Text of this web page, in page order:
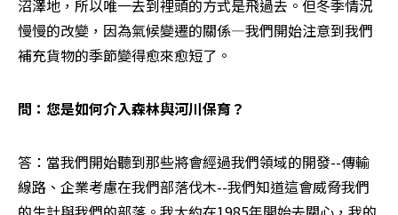
沼澤地，所以唯一去到裡頭的方式是飛過去。但冬季情況
慢慢的改變，因為氣候變遷的關係—我們開始注意到我們
補充貨物的季節變得愈來愈短了。
問：您是如何介入森林與河川保育？
答：當我們開始聽到那些將會經過我們領域的開發--傳輸
線路、企業考慮在我們部落伐木--我們知道這會威脅我們